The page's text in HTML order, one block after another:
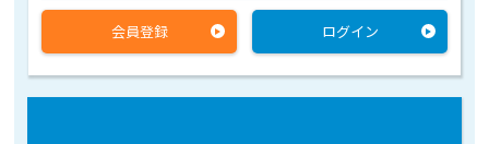
会員登録 ログイン